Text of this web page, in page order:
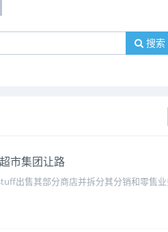
搜索
市集团让路
出售其部分商店并拆分其分销和零售